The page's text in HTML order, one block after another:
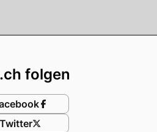
folgen
Twitter